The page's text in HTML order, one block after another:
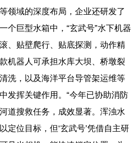
领域的深度布局，企业还研发了
个巨型水箱中，“玄武号”水下机器
、贴壁爬行、贴底探测，动作精
机器人可承担水库大坝、桥墩裂
洗，以及海洋平台导管架运维等
发挥关键作用。“今年已协助消防
道搜救任务，成效显著。浑浊水
定位目标，但‘玄武号’凭借自主研